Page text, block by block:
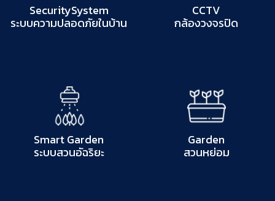
SecuritySystem
ระบบความปลอดภัยในบ้าน
CCTV
กล้องวงจรปิด
Smart Garden
ระบบสวนอัฉริยะ
Garden
สวนหย่อม